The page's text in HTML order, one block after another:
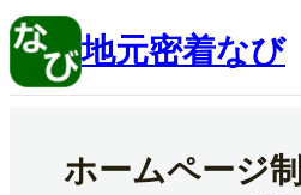
内
容
ス
地元密着なび
ホームページ